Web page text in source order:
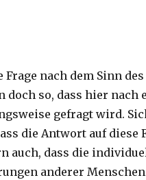
nach dem Sinn
doch so, dass hier nach
gefragt wird.
die Antwort auf diese
auch, dass die
anderer